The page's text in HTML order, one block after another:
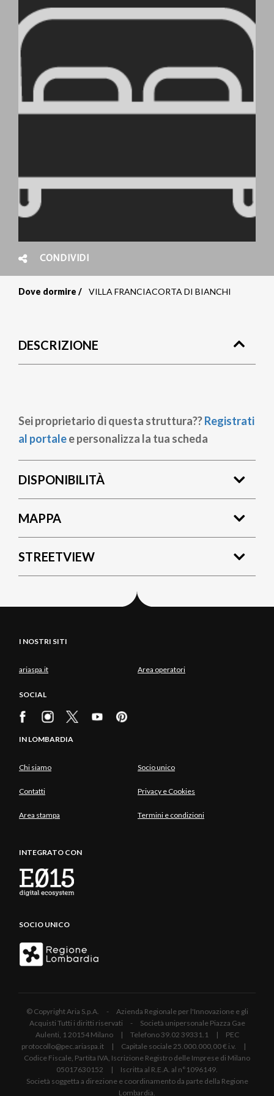
CONDIVIDI
pane
Dove dormire VILLA FRANCIACORTA DI BIANCHI
DESCRIZIONE
Sei proprietario di questa struttura??Registrati
al portalee personalizza la tua scheda
DISPONIBILITÀ
MAPPA
STREETVIEW
I NOSTRI SITI
ariaspa.it Area operatori
SOCIAL
IN LOMBARDIA
Chi siamo Socio unico
Contatti Privacy e Cookies
Area stampa Termini e condizioni
INTEGRATO CON
SOCIO UNICO
© Copyright Aria S.p.A. - Azienda Regionale per l'Innovazione e gli
Acquisti Tutti i diritti riservati - Società unipersonale Piazza Gae
Aulenti, 1 20154 Milano | Telefono 39.02 39331.1 | PEC
protocollo@pec.ariaspa.it | Capitale sociale 25.000.000,00 € i.v. |
Codice Fiscale, Partita IVA, Iscrizione Registro delle Imprese di Milano
05017630152 | Iscritta al R.E.A. al n°1096149.
Società soggetta a direzione e coordinamento da parte della Regione
Lombardia.